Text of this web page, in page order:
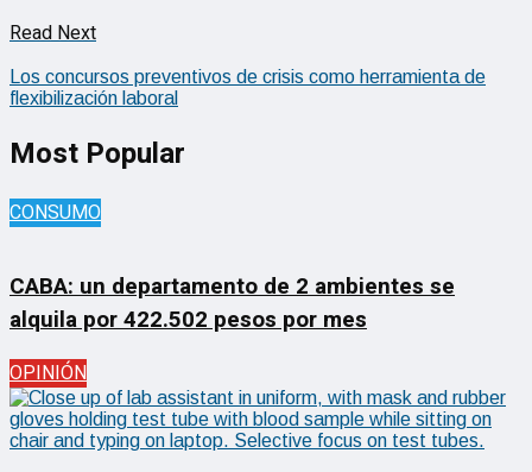
Read Next
Los concursos preventivos de crisis como herramienta de
flexibilización laboral
Most Popular
CONSUMO
CABA: un departamento de 2 ambientes se
alquila por 422.502 pesos por mes
OPINIÓN